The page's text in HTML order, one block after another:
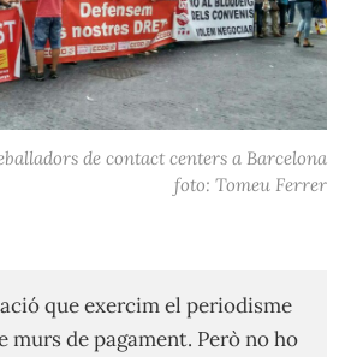
de contact centers a Barcelona
foto: Tomeu Ferrer
que exercim el periodisme
murs de pagament. Però no ho